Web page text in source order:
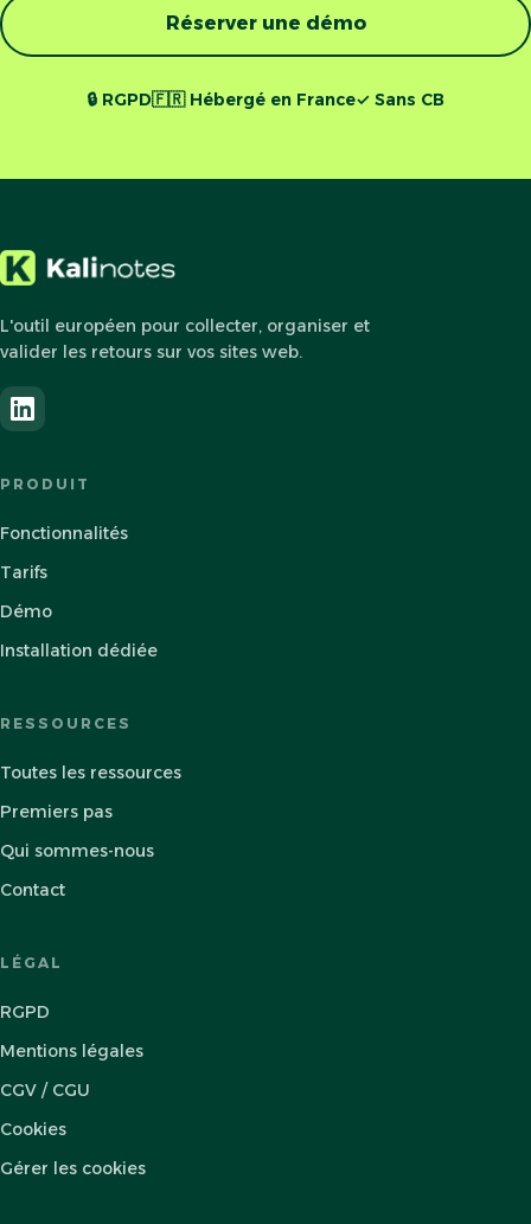
Réserver une démo
🔒 RGPD🇫🇷 Hébergé en France✓ Sans CB
L'outil européen pour collecter, organiser et
valider les retours sur vos sites web.
PRODUIT
Fonctionnalités
Tarifs
Démo
Installation dédiée
RESSOURCES
Toutes les ressources
Premiers pas
Qui sommes-nous
Contact
LÉGAL
RGPD
Mentions légales
CGV / CGU
Cookies
Gérer les cookies